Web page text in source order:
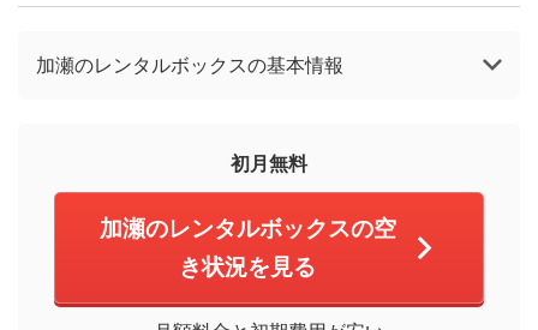
加瀬のレンタルボックスの基本情報
初月無料
加瀬のレンタルボックスの空
き状況を見る